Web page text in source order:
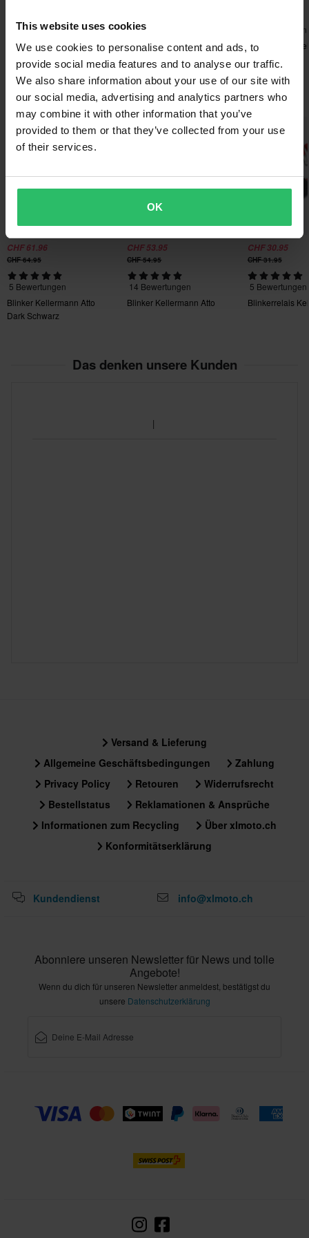
This website uses cookies
We use cookies to personalise content and ads, to
provide social media features and to analyse our traffic.
We also share information about your use of our site with
our social media, advertising and analytics partners who
may combine it with other information that you’ve
provided to them or that they’ve collected from your use
of their services.
OK
Du kannst deine Bestellung innerhalb von 60 Tagen
gilt nicht für personalisierte oder speziell angefertigte Produkte.
Weitere Einzelheiten und Bedingungen finden Sie in der Rubrik
Kundenbetreuung-Bereich
5 Bewertungen
Blinker Kellermann Atto
Dark Schwarz
14 Bewertungen
Blinker Kellermann Atto
5 Bewertungen
Blinkerrelais
Beliebt in Blinker
CHF 61.96
CHF 64.95
5 Bewertungen
Blinker Kellermann Atto
Dark Schwarz
CHF 53.95
CHF 54.95
14 Bewertungen
Blinker Kellermann Atto
CHF 30.95
CHF 31.95
5 Bewertungen
Blinkerrelais
Das denken unsere Kunden
Versand & Lieferung
Allgemeine Geschäftsbedingungen
Zahlung
Privacy Policy
Retouren
Widerrufsrecht
Bestellstatus
Reklamationen & Ansprüche
Informationen zum Recycling
Über xlmoto.ch
Konformitätserklärung
Kundendienst info@xlmoto.ch
Abonniere unseren Newsletter für News und tolle
Angebote!
Wenn du dich für unseren Newsletter anmeldest, bestätigst du
unsere Datenschutzerklärung